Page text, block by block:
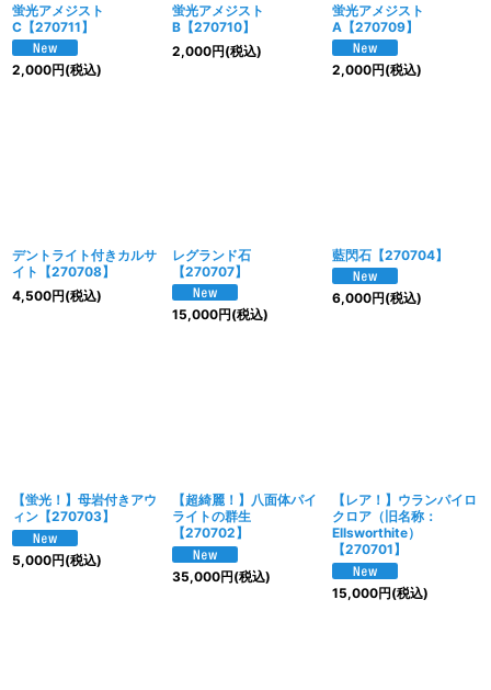
蛍光アメジスト
C【270711】
2,000円(税込)
蛍光アメジスト
B【270710】
2,000円(税込)
蛍光アメジスト
A【270709】
2,000円(税込)
デントライト付きカルサ
イト【270708】
4,500円(税込)
レグランド石
【270707】
15,000円(税込)
藍閃石【270704】
6,000円(税込)
【蛍光！】母岩付きアウ
ィン【270703】
5,000円(税込)
【超綺麗！】八面体パイ
ライトの群生
【270702】
35,000円(税込)
【レア！】ウランパイロ
クロア（旧名称：
Ellsworthite）
【270701】
15,000円(税込)